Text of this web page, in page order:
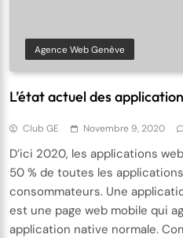
Agence Web Genève
L’état actuel des
Club GE Novembre 9, 2020
D’ici 2020, les applications
50 % de toutes les
consommateurs. Une
est une page web mobile qui
application native normale.